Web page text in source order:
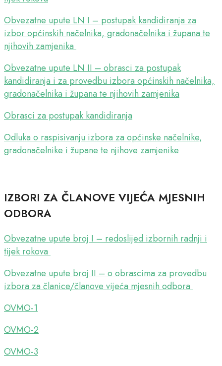
Obvezatne upute LN I – postupak kandidiranja za
izbor općinskih načelnika, gradonačelnika i župana te
njihovih zamjenika
Obvezatne upute LN II – obrasci za postupak
kandidiranja i za provedbu izbora općinskih načelnika,
gradonačelnika i župana te njihovih zamjenika
Obrasci za postupak kandidiranja
Odluka o raspisivanju izbora za općinske načelnike,
gradonačelnike i župane te njihove zamjenike
IZBORI ZA ČLANOVE VIJEĆA MJESNIH
ODBORA
Obvezatne upute broj I – redoslijed izbornih radnji i
tijek rokova
Obvezatne upute broj II – o obrascima za provedbu
izbora za članice/članove vijeća mjesnih odbora
OVMO-1
OVMO-2
OVMO-3